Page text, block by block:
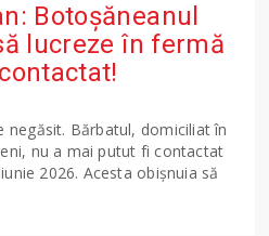
Botoșăneanul
lucreze în fermă
negăsit. Bărbatul, domiciliat în
nu a mai putut fi contactat
2026. Acesta obișnuia să